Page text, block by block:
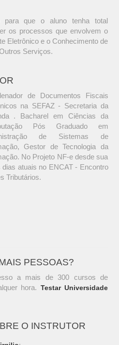
para que o aluno tenha total
os processos que envolvem o
Eletrônico e o Conhecimento de
Serviços.
de Documentos Fiscais
na SEFAZ - Secretaria da
. Bacharel em Ciências da
Pós Graduado em
de Sistemas de
Gestor de Tecnologia da
No Projeto NF-e desde sua
atuais no ENCAT - Encontro
Tributários.
PESSOAS?
a mais de 300 cursos de
hora. Testar Universidade
O INSTRUTOR